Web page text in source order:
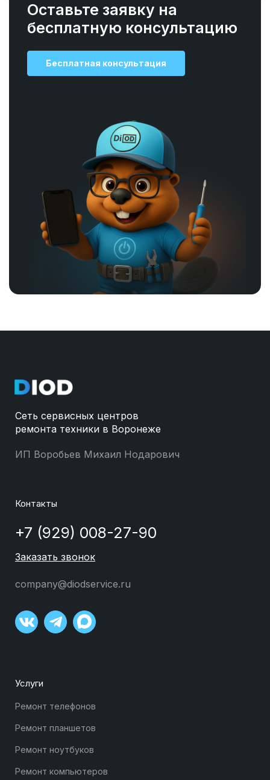
Оставьте заявку на
бесплатную консультацию
Бесплатная консультация
Сеть сервисных центров
ремонта техники в Воронеже
ИП Воробьев Михаил Нодарович
Контакты
+7 (929) 008-27-90
Заказать звонок
company@diodservice.ru
Услуги
Ремонт телефонов
Ремонт планшетов
Ремонт ноутбуков
Ремонт компьютеров